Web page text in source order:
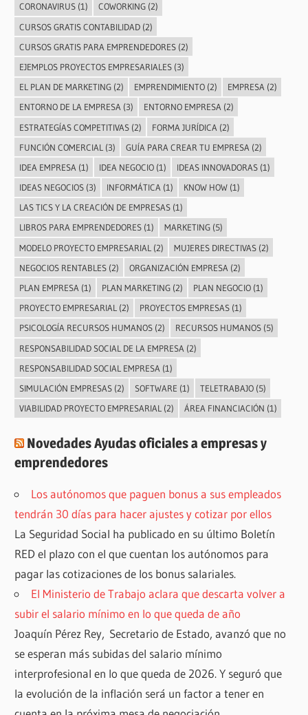
CORONAVIRUS(1) COWORKING(2)
CURSOS GRATIS CONTABILIDAD(2)
CURSOS GRATIS PARA EMPRENDEDORES(2)
EJEMPLOS PROYECTOS EMPRESARIALES(3)
EL PLAN DE MARKETING(2) EMPRENDIMIENTO(2) EMPRESA (2)
ENTORNO DE LA EMPRESA(3) ENTORNO EMPRESA(2)
ESTRATEGÍAS COMPETITIVAS(2) FORMA JURÍDICA (2)
FUNCIÓN COMERCIAL (3) GUÍA PARA CREAR TU EMPRESA (2)
IDEA EMPRESA (1) IDEA NEGOCIO(1) IDEAS INNOVADORAS(1)
IDEAS NEGOCIOS(3) INFORMÁTICA (1) KNOW HOW(1)
LAS TICS Y LA CREACIÓN DE EMPRESAS(1)
LIBROS PARA EMPRENDEDORES(1) MARKETING(5)
MODELO PROYECTO EMPRESARIAL (2) MUJERES DIRECTIVAS(2)
NEGOCIOS RENTABLES(2) ORGANIZACIÓN EMPRESA (2)
PLAN EMPRESA (1) PLAN MARKETING(2) PLAN NEGOCIO(1)
PROYECTO EMPRESARIAL(2) PROYECTOS EMPRESAS(1)
PSICOLOGÍA RECURSOS HUMANOS(2) RECURSOS HUMANOS(5)
RESPONSABILIDAD SOCIAL DE LA EMPRESA (2)
RESPONSABILIDAD SOCIAL EMPRESA (1)
SIMULACIÓN EMPRESAS(2) SOFTWARE (1) TELETRABAJO(5)
VIABILIDAD PROYECTO EMPRESARIAL (2) ÁREA FINANCIACIÓN (1)
Novedades Ayudas oficiales a empresas y
emprendedores
Los autónomos que paguen bonus a sus empleados
tendrán 30 días para hacer ajustes y cotizar por ellos
La Seguridad Social ha publicado en su último Boletín
RED el plazo con el que cuentan los autónomos para
pagar las cotizaciones de los bonus salariales.
El Ministerio de Trabajo aclara que descarta volver a
subir el salario mínimo en lo que queda de año
Joaquín Pérez Rey, Secretario de Estado, avanzó que no
se esperan más subidas del salario mínimo
interprofesional en lo que queda de 2026. Y seguró que
la evolución de la inflación será un factor a tener en